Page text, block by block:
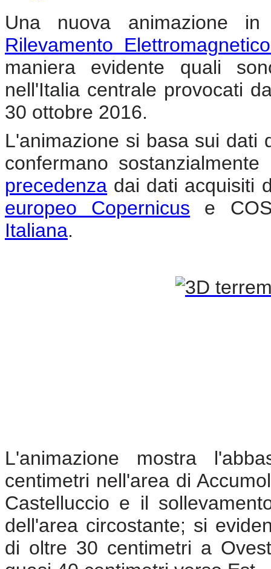
Una nuova animazione
Rilevamento
maniera evidente quali
nell'Italia centrale provocati
30 ottobre 2016.
L'animazione si basa sui dati
confermano
precedenza dai dati acquisiti
europeo Copernicus e
Italiana.
L'animazione mostra
centimetri nell'area di
Castelluccio e il
dell'area circostante; si
di oltre 30 centimetri a